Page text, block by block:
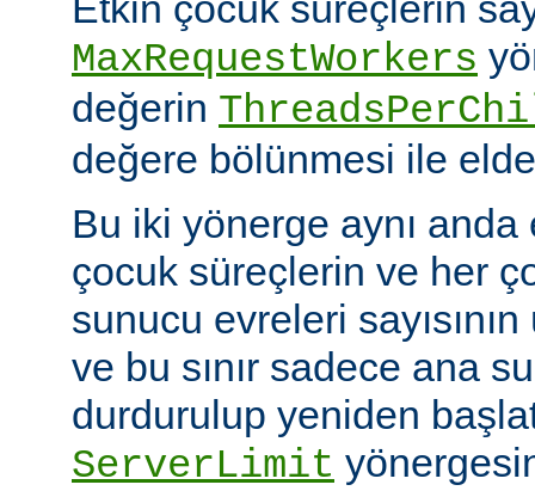
MaxRequestWorkers
değerin
değere bölünmesi ile
Bu iki yönerge aynı
çocuk süreçlerin ve her
sunucu evreleri sayısının
ve bu sınır sadece ana
durdurulup yeniden
ServerLimit